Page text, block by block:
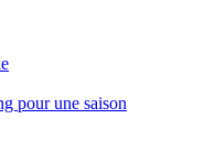
pour une saison